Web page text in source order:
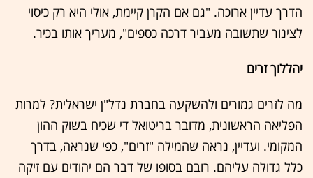
הדרך עדיין ארוכה. "גם אם הקרן קיימת, אולי היא רק כיסוי
לצינור שתשובה מעביר דרכה כספים", מעריך אותו בכיר.
יהללוך זרים
מה לזרים גמורים ולהשקעה בחברת נדל"ן ישראלית? למרות
הפליאה הראשונית, מדובר בריטואל די שכיח בשוק ההון
המקומי. ועדיין, נראה שהמילה "זרים", כפי שנראה, בדרך
כלל גדולה עליהם. רובם בסופו של דבר הם יהודים עם זיקה